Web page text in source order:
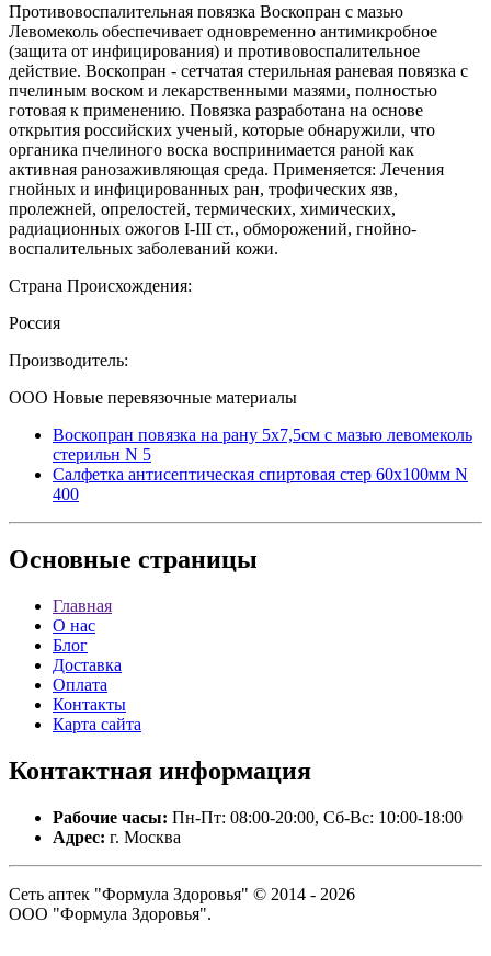
Противовоспалительная повязка Воскопран с мазью
Левомеколь обеспечивает одновременно антимикробное
(защита от инфицирования) и противовоспалительное
действие. Воскопран - сетчатая стерильная раневая повязка с
пчелиным воском и лекарственными мазями, полностью
готовая к применению. Повязка разработана на основе
открытия российских ученый, которые обнаружили, что
органика пчелиного воска воспринимается раной как
активная ранозаживляющая среда. Применяется: Лечения
гнойных и инфицированных ран, трофических язв,
пролежней, опрелостей, термических, химических,
радиационных ожогов I-III ст., обморожений, гнойно-
воспалительных заболеваний кожи.
Страна Происхождения:
Россия
Производитель:
ООО Новые перевязочные материалы
Воскопран повязка на рану 5х7,5см с мазью левомеколь
стерильн N 5
Салфетка антисептическая спиртовая стер 60х100мм N
400
Основные страницы
Главная
О нас
Блог
Доставка
Оплата
Контакты
Карта сайта
Контактная информация
Рабочие часы: Пн-Пт: 08:00-20:00, Сб-Вс: 10:00-18:00
Адрес: г. Москва
Сеть аптек "Формула Здоровья" © 2014 - 2026
ООО "Формула Здоровья".